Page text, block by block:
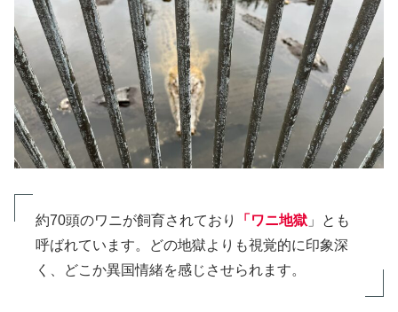
約70頭のワニが飼育されており 「ワニ地獄 」とも
呼ばれています。どの地獄よりも視覚的に印象深
く、どこか異国情緒を感じさせられます。